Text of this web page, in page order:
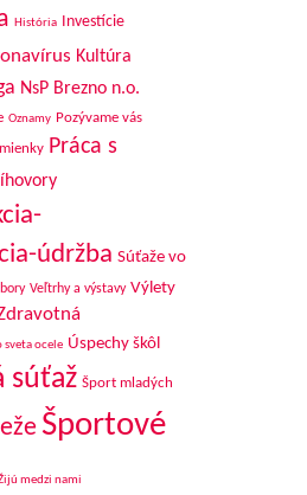
História Investície
Kultúra
NsP Brezno n.o.
Oznamy Pozývame vás
Práca s
údržba Súťaže vo
Veľtrhy a výstavy Výlety
sveta ocele Úspechy škôl
súťaž Šport mladých
Športové
medzi nami